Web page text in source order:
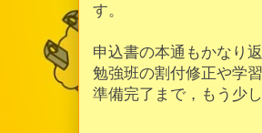
す。
申込書の本通もかなり
勉強班の割付修正や学
準備完了まで，もう少し